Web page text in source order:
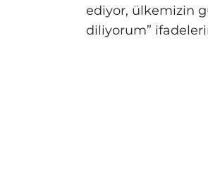
ediyor, ülkemizin
diliyorum”